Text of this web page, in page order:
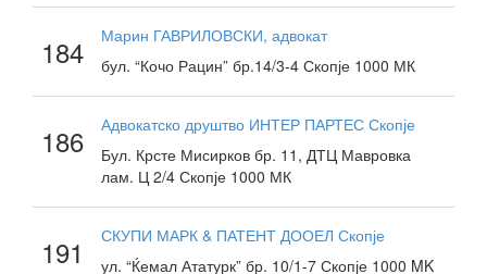
184
Марин ГАВРИЛОВСКИ, адвокат
бул. “Кочо Рацин” бр.14/3-4 Скопје 1000 МК
186
Адвокатско друштво ИНТЕР ПАРТЕС Скопје
Бул. Крсте Мисирков бр. 11, ДТЦ Мавровка
лам. Ц 2/4 Скопје 1000 МК
191
СКУПИ МАРК & ПАТЕНТ ДООЕЛ Скопје
ул. “Ќемал Ататурк” бр. 10/1-7 Скопје 1000 MK